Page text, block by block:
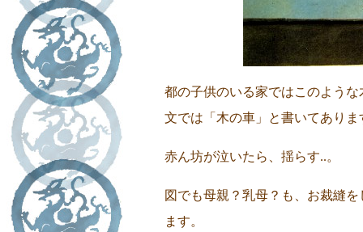
都の子供のいる家ではこのよう
文では「木の車」と書いてありま
赤ん坊が泣いたら、揺らす..。
図でも母親？乳母？も、お裁縫
ます。